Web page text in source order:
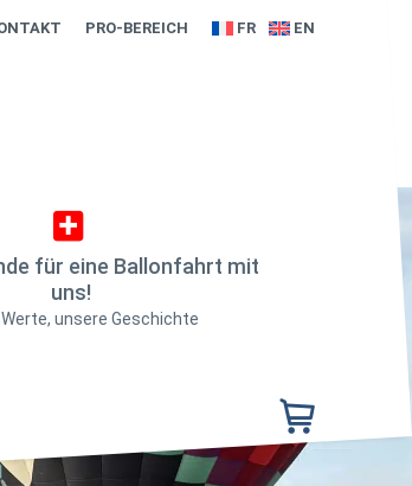
PRO-BEREICH FR EN
für eine Ballonfahrt mit
uns!
unsere Geschichte